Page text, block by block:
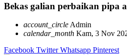
Bekas galian perbaikan pipa
account_circleAdmin
calendar_month Kam, 3 Nov
Facebook Twitter Whatsapp Pinterest